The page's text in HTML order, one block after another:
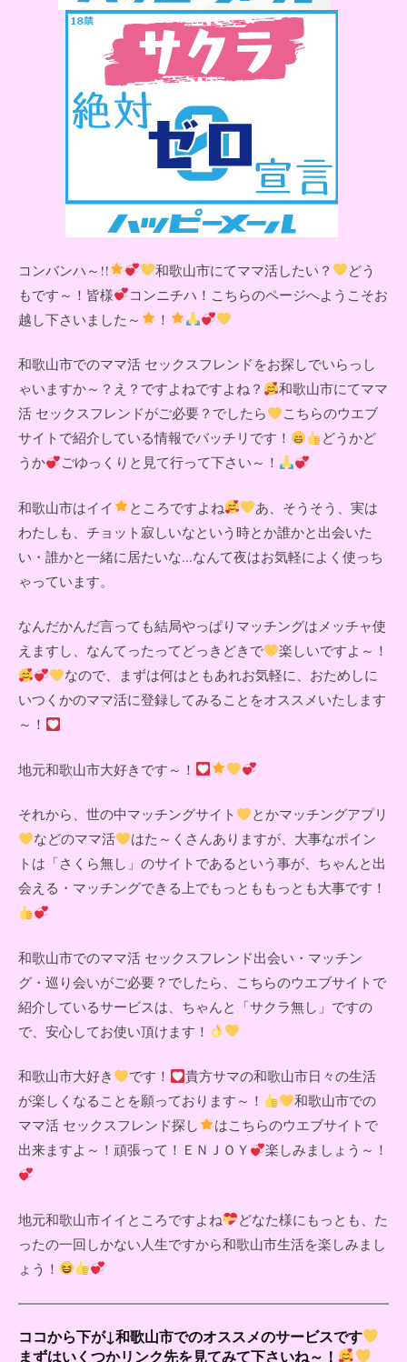
コンバンハ～!! 和歌山市にてママ活したい？
どう
もです～！皆様
コンニチハ！こちらのページへようこそお
越し下さいました～
！
和歌山市でのママ活 セックスフレンドをお探しでいらっし
ゃいますか～？え？ですよねですよね？
和歌山市にてママ
活 セックスフレンドがご必要？でしたら
こちらのウエブ
サイトで紹介している情報でバッチリです！
どうかど
うか
ごゆっくりと見て行って下さい～！
和歌山市はイイ ところですよね
あ、そうそう、実は
わたしも、チョット寂しいなという時とか誰かと出会いた
い・誰かと一緒に居たいな...なんて夜はお気軽によく使っち
ゃっています。
なんだかんだ言っても結局やっぱりマッチングはメッチャ使
えますし、なんてったってどっきどきで
楽しいですよ～！
なので、まずは何はともあれお気軽に、おためしに
いつくかのママ活に登録してみることをオススメいたします
～！
地元和歌山市大好きです～！
それから、世の中マッチングサイト
とかマッチングアプリ
などのママ活
はた～くさんありますが、大事なポイン
トは「さくら無し」のサイトであるという事が、ちゃんと出
会える・マッチングできる上でもっとももっとも大事です！
和歌山市でのママ活 セックスフレンド出会い・マッチン
グ・巡り会いがご必要？でしたら、こちらのウエブサイトで
紹介しているサービスは、ちゃんと「サクラ無し」ですの
で、安心してお使い頂けます！
和歌山市大好き です！
貴方サマの和歌山市日々の生活
が楽しくなることを願っております～！
和歌山市での
ママ活 セックスフレンド探し
はこちらのウエブサイトで
出来ますよ～！頑張って！ＥＮＪＯＹ
楽しみましょう～！
地元和歌山市イイところですよね
どなた様にもっとも、た
ったの一回しかない人生ですから和歌山市生活を楽しみまし
ょう！
ココから下が↓和歌山市でのオススメのサービスです
まずはいくつかリンク先を見てみて下さいね～！